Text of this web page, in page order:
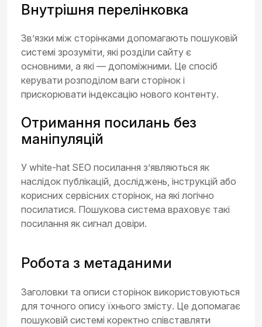
Внутрішня перелінковка
Зв’язки між сторінками допомагають пошуковій
системі зрозуміти, які розділи сайту є
основними, а які — допоміжними. Це спосіб
керувати розподілом ваги сторінок і
прискорювати індексацію нового контенту.
Отримання посилань без
маніпуляцій
У white-hat SEO посилання з’являються як
наслідок публікацій, досліджень, інструкцій або
корисних сервісних сторінок, на які логічно
посилатися. Пошукова система враховує такі
посилання як сигнал довіри.
Робота з метаданими
Заголовки та описи сторінок використовуються
для точного опису їхнього змісту. Це допомагає
пошуковій системі коректно співставляти